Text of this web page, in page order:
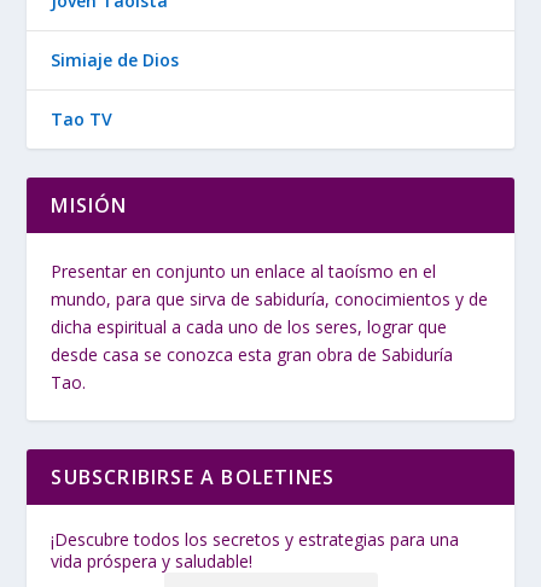
Simiaje de Dios
Tao TV
MISIÓN
Presentar en conjunto un enlace al taoísmo en el
mundo, para que sirva de sabiduría, conocimientos y de
dicha espiritual a cada uno de los seres, lograr que
desde casa se conozca esta gran obra de Sabiduría
Tao.
SUBSCRIBIRSE A BOLETINES
¡Descubre todos los secretos y estrategias para una
vida próspera y saludable!